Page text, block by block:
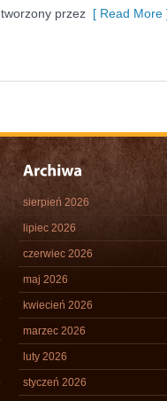
tworzony przez [ Read More
sierpień 2026
lipiec 2026
czerwiec 2026
maj 2026
kwiecień 2026
marzec 2026
luty 2026
styczeń 2026